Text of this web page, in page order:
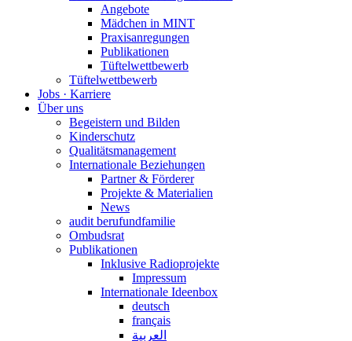
Angebote
Mädchen in MINT
Praxisanregungen
Publikationen
Tüftelwettbewerb
Tüftelwettbewerb
Jobs · Karriere
Über uns
Begeistern und Bilden
Kinderschutz
Qualitätsmanagement
Internationale Beziehungen
Partner & Förderer
Projekte & Materialien
News
audit berufundfamilie
Ombudsrat
Publikationen
Inklusive Radioprojekte
Impressum
Internationale Ideenbox
deutsch
français
العربية